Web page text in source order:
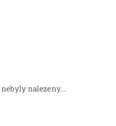
nebyly nalezeny....